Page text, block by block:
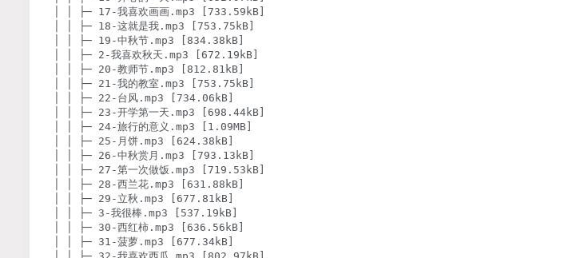
│ │ ├─ 17-我喜欢画画.mp3 [733.59kB]
│ │ ├─ 18-这就是我.mp3 [753.75kB]
│ │ ├─ 19-中秋节.mp3 [834.38kB]
│ │ ├─ 2-我喜欢秋天.mp3 [672.19kB]
│ │ ├─ 20-教师节.mp3 [812.81kB]
│ │ ├─ 21-我的教室.mp3 [753.75kB]
│ │ ├─ 22-台风.mp3 [734.06kB]
│ │ ├─ 23-开学第一天.mp3 [698.44kB]
│ │ ├─ 24-旅行的意义.mp3 [1.09MB]
│ │ ├─ 25-月饼.mp3 [624.38kB]
│ │ ├─ 26-中秋赏月.mp3 [793.13kB]
│ │ ├─ 27-第一次做饭.mp3 [719.53kB]
│ │ ├─ 28-西兰花.mp3 [631.88kB]
│ │ ├─ 29-立秋.mp3 [677.81kB]
│ │ ├─ 3-我很棒.mp3 [537.19kB]
│ │ ├─ 30-西红柿.mp3 [636.56kB]
│ │ ├─ 31-菠萝.mp3 [677.34kB]